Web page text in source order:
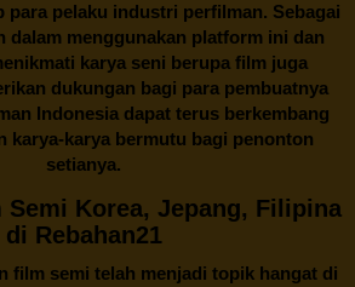
para pelaku industri perfilman. Sebagai
dalam menggunakan platform ini dan
karya seni berupa film juga
dukungan bagi para pembuatnya
Indonesia dapat terus berkembang
karya-karya bermutu bagi penonton
setianya.
Semi Korea, Jepang, Filipina
di Rebahan21
film semi telah menjadi topik hangat di